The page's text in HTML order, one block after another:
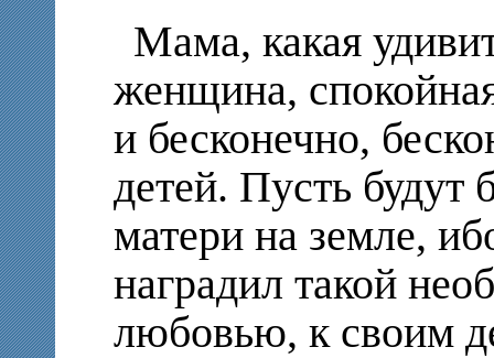
Мама, какая
женщина,
и бесконечно,
детей. Пусть будут
матери на земле,
наградил такой
любовью, к своим